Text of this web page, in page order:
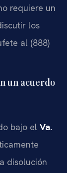
requiere un
los
al (888)
un acuerdo
bajo el Va.
disolución